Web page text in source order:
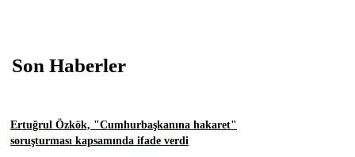
Son Haberler
Ertuğrul Özkök, "Cumhurbaşkanına hakaret"
soruşturması kapsamında ifade verdi